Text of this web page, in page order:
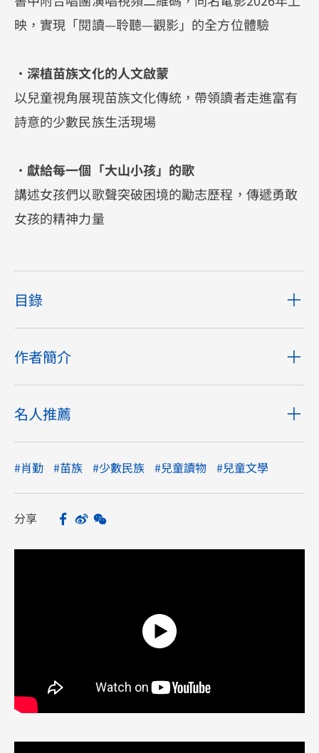
映，實現「閱讀—聆聽—觀影」的全方位體驗
•深植苗族文化的人文啟蒙
以兒童視角展現苗族文化傳統，帶領讀者走進富有
詩意的少數民族生活現場
•獻給每一個「大山小孩」的歌
講述女孩們以歌聲突破困境的勵志歷程，傳遞勇敢
女孩的精神力量
目錄
作者簡介
名人推薦
#肖勤 #苗族 #少數民族 #兒童讀物 #兒童文學
分享 Facebook
Sina Weibo
WeChat